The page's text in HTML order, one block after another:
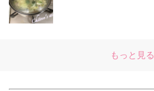
もっと見る